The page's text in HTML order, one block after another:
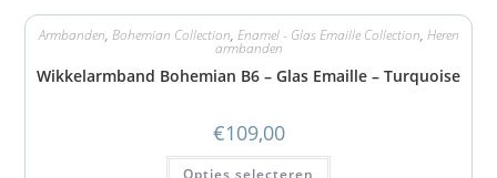
Armbanden, Bohemian Collection, Enamel - Glas Emaille Collection, Heren
armbanden
Wikkelarmband Bohemian B6 – Glas Emaille – Turquoise
€109,00
Opties selecteren